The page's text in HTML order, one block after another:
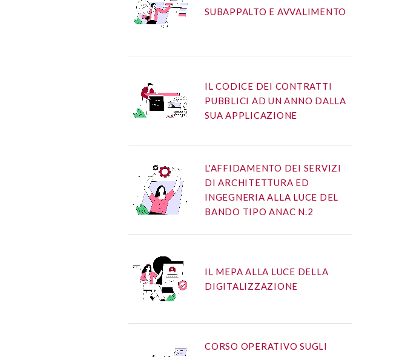
SUBAPPALTO E AVVALIMENTO
IL CODICE DEI CONTRATTI
PUBBLICI AD UN ANNO DALLA
SUA APPLICAZIONE
L'AFFIDAMENTO DEI SERVIZI
DI ARCHITETTURA ED
INGEGNERIA ALLA LUCE DEL
BANDO TIPO ANAC N.2
IL MEPA ALLA LUCE DELLA
DIGITALIZZAZIONE
CORSO OPERATIVO SUGLI